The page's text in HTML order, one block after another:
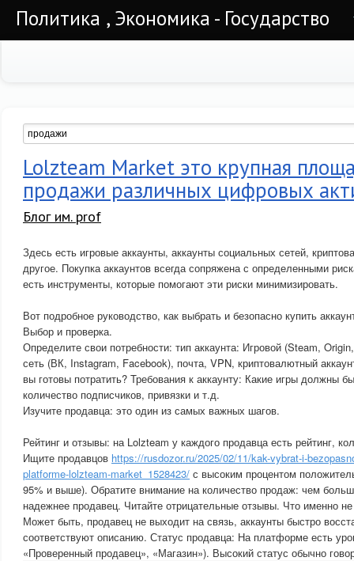
Политика , Экономика - Государство
Lolzteam Market это крупная
продажи различных цифровых
Блог им. prof
Здесь есть игровые аккаунты, аккаунты социальных сетей,
другое. Покупка аккаунтов всегда сопряжена с определенными
есть инструменты, которые помогают эти риски минимизировать.
Вот подробное руководство, как выбрать и безопасно купить
Выбор и проверка.
Определите свои потребности: тип аккаунта: Игровой (Steam,
сеть (ВК, Instagram, Facebook), почта, VPN, криптовалютный
вы готовы потратить? Требования к аккаунту: Какие игры должны
количество подписчиков, привязки и т.д.
Изучите продавца: это один из самых важных шагов.
Рейтинг и отзывы: на Lolzteam у каждого продавца есть рейтинг,
Ищите продавцов https://rusdozor.ru/2025/02/11/kak-vybrat-i-
platforme-lolzteam-market_1528423/ с высоким процентом
95% и выше). Обратите внимание на количество продаж: чем
надежнее продавец. Читайте отрицательные отзывы. Что именно
Может быть, продавец не выходит на связь, аккаунты быстро
соответствуют описанию. Статус продавца: На платформе есть
«Проверенный продавец», «Магазин»). Высокий статус обычно